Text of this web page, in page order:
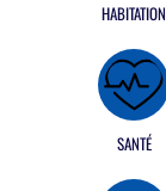
HABITATION
SANTÉ